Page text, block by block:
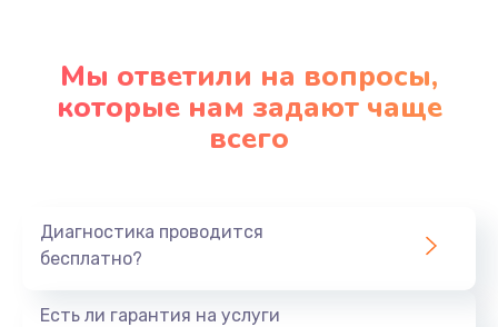
Мы ответили на вопросы,
которые нам задают чаще
всего
Диагностика проводится
бесплатно?
Есть ли гарантия на услуги